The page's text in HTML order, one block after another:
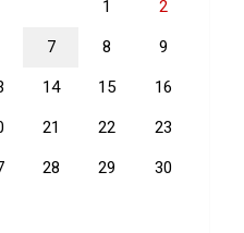
1 2
7 8 9
14 15 16
21 22 23
28 29 30